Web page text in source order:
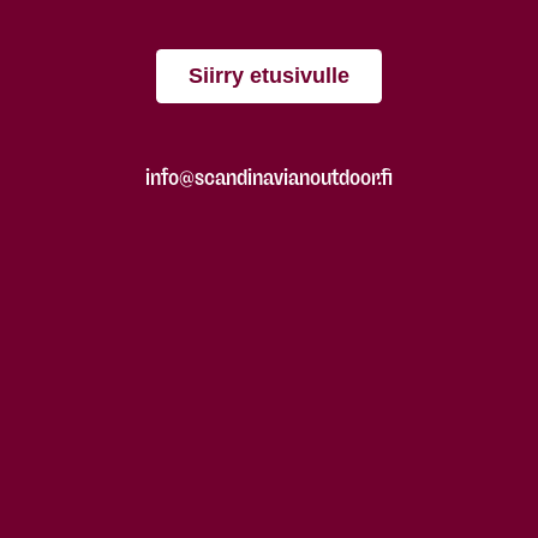
Siirry etusivulle
info@scandinavianoutdoor.fi